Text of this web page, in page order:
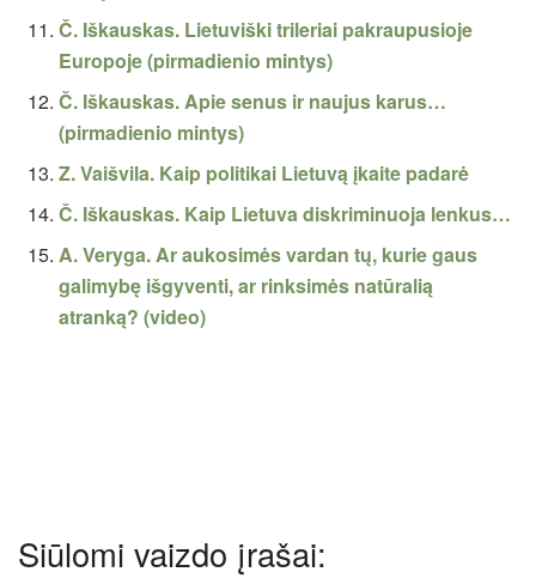
Č. Iškauskas. Lietuviški trileriai pakraupusioje
Europoje (pirmadienio mintys)
Č. Iškauskas. Apie senus ir naujus karus…
(pirmadienio mintys)
Z. Vaišvila. Kaip politikai Lietuvą įkaite padarė
Č. Iškauskas. Kaip Lietuva diskriminuoja lenkus…
A. Veryga. Ar aukosimės vardan tų, kurie gaus
galimybę išgyventi, ar rinksimės natūralią
atranką? (video)
Siūlomi vaizdo įrašai: